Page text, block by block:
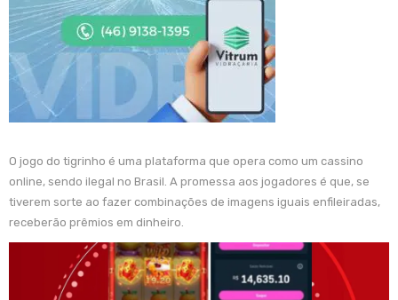
O jogo do tigrinho é uma plataforma que opera como um cassino
online, sendo ilegal no Brasil. A promessa aos jogadores é que, se
tiverem sorte ao fazer combinações de imagens iguais enfileiradas,
receberão prêmios em dinheiro.